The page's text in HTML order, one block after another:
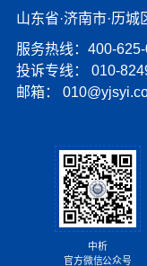
山东省·济南市·历城
服务热线：400-
投诉专线： 010-
邮箱：
中析
官方微信公众号